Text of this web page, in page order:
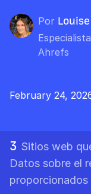
Por
Ahrefs
February 24,
3 Sitios web
Datos sobre el
proporcionados